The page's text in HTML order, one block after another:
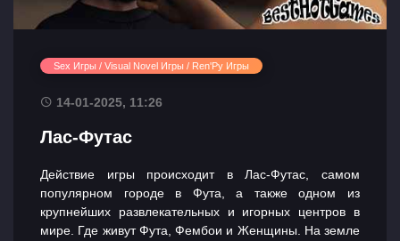
Sex Игры / Visual Novel Игры / Ren'Py Игры
14-01-2025, 11:26
Лас-Футас
Действие игры происходит в Лас-Футас, самом
популярном городе в Фута, а также одном из
крупнейших развлекательных и игорных центров в
мире. Где живут Фута, Фембои и Женщины. На земле